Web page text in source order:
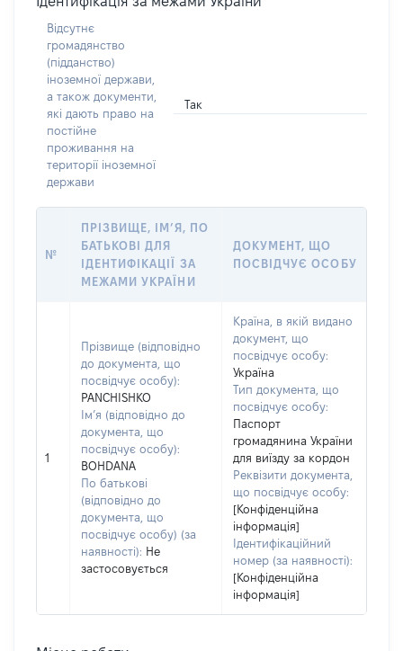
Відсутнє
громадянство
(підданство)
іноземної держави,
а також документи,
які дають право на
постійне
проживання на
території іноземної
держави
Так
№
ПРІЗВИЩЕ, ІМ’Я, ПО
БАТЬКОВІ ДЛЯ
ІДЕНТИФІКАЦІЇ ЗА
МЕЖАМИ УКРАЇНИ
ДОКУМЕНТ, ЩО
ПОСВІДЧУЄ ОСОБУ
1
Прізвище (відповідно
до документа, що
посвідчує особу):
PANCHISHKO
Ім’я (відповідно до
документа, що
посвідчує особу):
BOHDANA
По батькові
(відповідно до
документа, що
посвідчує особу) (за
наявності): Не
застосовується
Країна, в якій видано
документ, що
посвідчує особу:
Україна
Тип документа, що
посвідчує особу:
Паспорт
громадянина України
для виїзду за кордон
Реквізити документа,
що посвідчує особу:
[Конфіденційна
інформація]
Ідентифікаційний
номер (за наявності):
[Конфіденційна
інформація]